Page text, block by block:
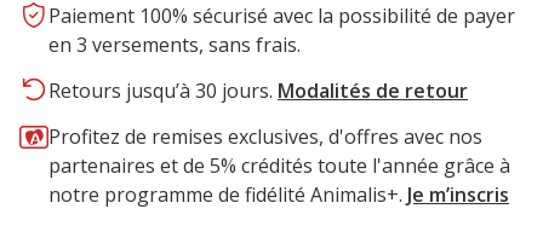
Paiement 100% sécurisé avec la possibilité de payer
en 3 versements, sans frais.
Retours jusqu’à 30 jours. Modalités de retour
Profitez de remises exclusives, d'offres avec nos
partenaires et de 5% crédités toute l'année grâce à
notre programme de fidélité Animalis+. Je m’inscris